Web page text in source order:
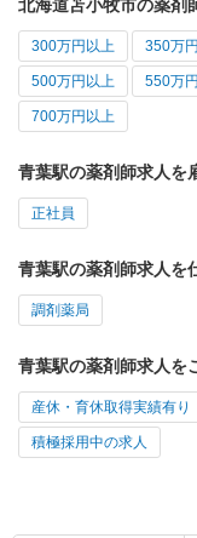
北海道苫小牧市の薬剤
300万円以上 350万
500万円以上 550万
700万円以上
青葉駅の薬剤師求人を
正社員
青葉駅の薬剤師求人を
調剤薬局
青葉駅の薬剤師求人を
産休・育休取得実績有り
積極採用中の求人